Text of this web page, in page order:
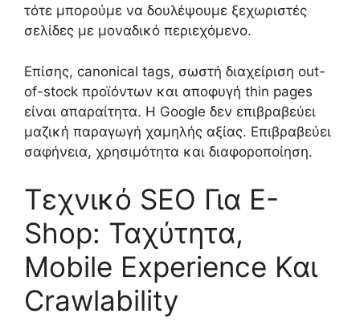
τότε μπορούμε να δουλέψουμε ξεχωριστές
σελίδες με μοναδικό περιεχόμενο.
Επίσης, canonical tags, σωστή διαχείριση out-
of-stock προϊόντων και αποφυγή thin pages
είναι απαραίτητα. Η Google δεν επιβραβεύει
μαζική παραγωγή χαμηλής αξίας. Επιβραβεύει
σαφήνεια, χρησιμότητα και διαφοροποίηση.
Τεχνικό SEO Για E-
Shop: Ταχύτητα,
Mobile Experience Και
Crawlability